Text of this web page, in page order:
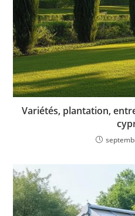
Variétés, plantation,